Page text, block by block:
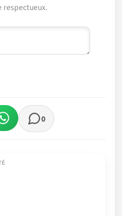
respectueux.
0